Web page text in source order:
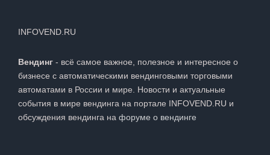
INFOVEND.RU
Вендинг - всё самое важное, полезное и интересное о
бизнесе с автоматическими вендинговыми торговыми
автоматами в России и мире. Новости и актуальные
события в мире вендинга на портале INFOVEND.RU и
обсуждения вендинга на форуме о вендинге